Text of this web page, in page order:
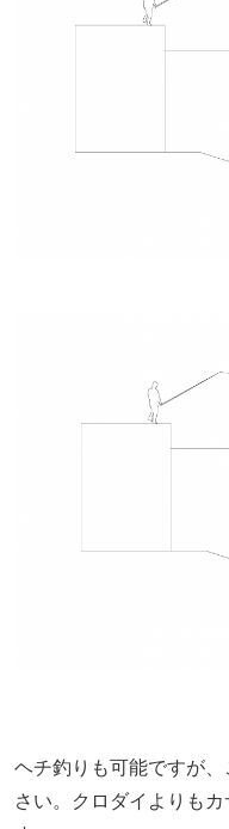
ヘチ釣りも可能ですが
さい。クロダイよりも